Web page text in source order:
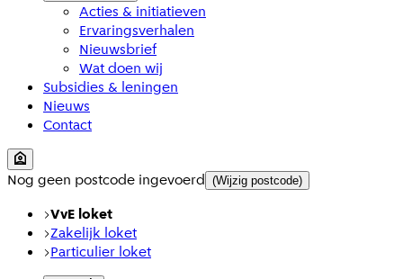
Acties & initiatieven
Ervaringsverhalen
Nieuwsbrief
Wat doen wij
Subsidies & leningen
Nieuws
Contact
Nog geen postcode ingevoerd (Wijzig postcode)
VvE loket
Zakelijk loket
Particulier loket